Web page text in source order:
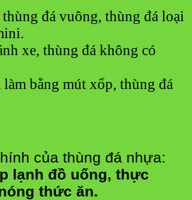
đá vuông, thùng đá loại
xe, thùng đá không có
bằng mút xốp, thùng đá
của thùng đá nhựa:
lạnh đồ uống, thực
thức ăn.